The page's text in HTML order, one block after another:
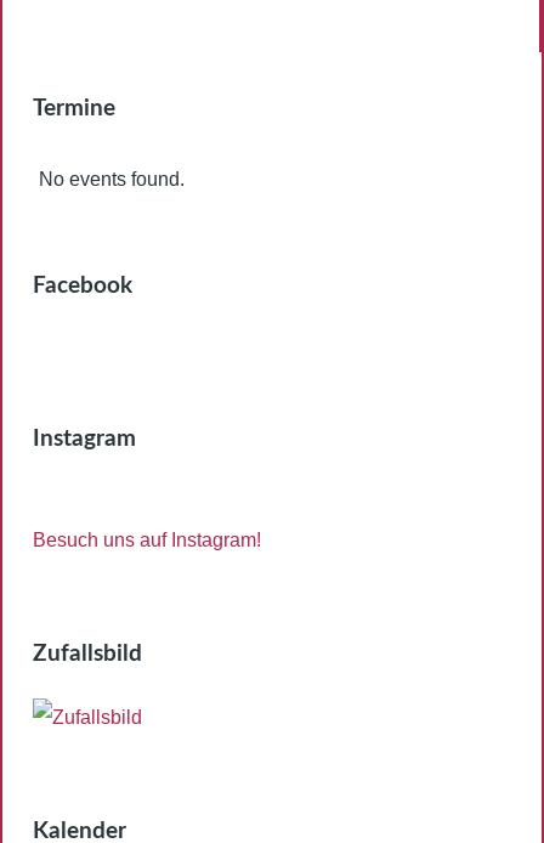
Termine
No events found.
Facebook
Instagram
Besuch uns auf Instagram!
Zufallsbild
Kalender